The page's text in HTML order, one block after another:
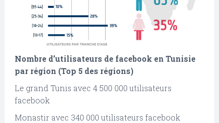
Nombre d’utilisateurs de facebook en Tunisie
par région (Top 5 des régions)
Le grand Tunis avec 4 500 000 utilisateurs
facebook
Monastir avec 340 000 utilisateurs facebook